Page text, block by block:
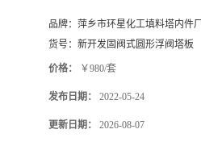
品牌： 萍乡市环星化工填料塔内件厂
货号： 新开发固阀式圆形浮阀塔板
价格： ￥980/套
发布日期： 2022-05-24
更新日期： 2026-08-07